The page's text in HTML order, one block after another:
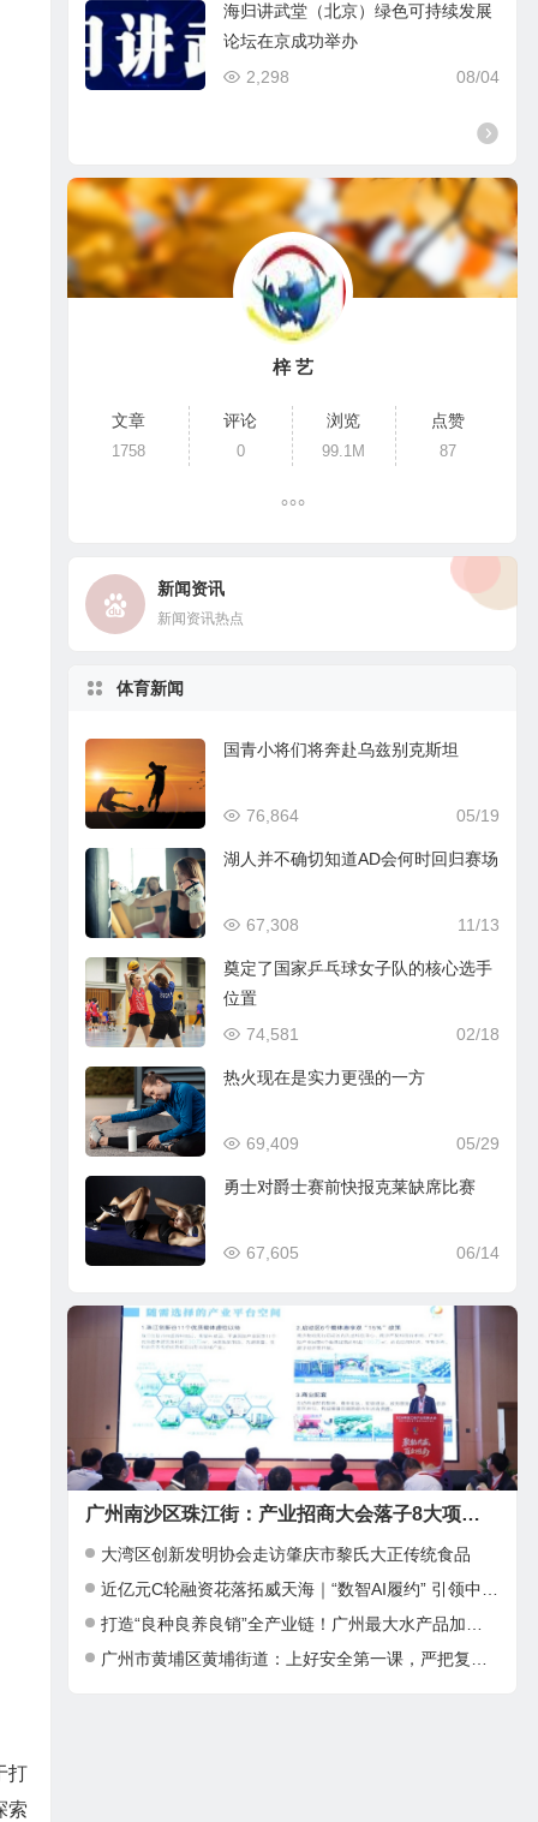
打
索
海归讲武堂（北京）绿色可持续发展
论坛在京成功举办
08/04
2,298
梓 艺
文章
1758
评论
0
浏览
99.1M
点赞
87
新闻资讯
新闻资讯热点
体育新闻
国青小将们将奔赴乌兹别克斯坦
05/19
76,864
湖人并不确切知道AD会何时回归赛场
11/13
67,308
奠定了国家乒乓球女子队的核心选手
位置
02/18
74,581
热火现在是实力更强的一方
05/29
69,409
勇士对爵士赛前快报克莱缺席比赛
06/14
67,605
广州南沙区珠江街：产业招商大会落子8大项目，邀湾区客商抢占“南沙站”红利
大湾区创新发明协会走访肇庆市黎氏大正传统食品
近亿元C轮融资花落拓威天海｜“数智AI履约” 引领中大件出海新基建
打造“良种良养良销”全产业链！广州最大水产品加工项目在南沙正式投产
广州市黄埔区黄埔街道：上好安全第一课，严把复工复产安全关